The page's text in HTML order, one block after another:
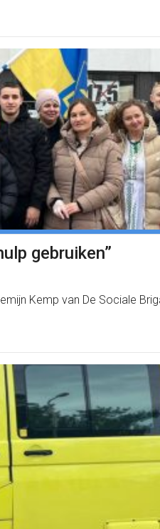
gebruiken”
Kemp van De Sociale